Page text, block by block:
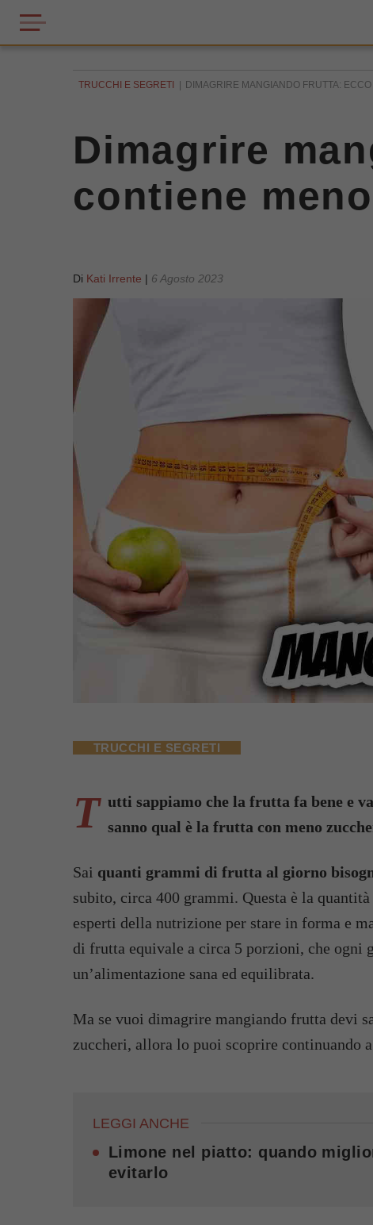
TRUCCHI E SEGRETI DIMAGRIRE MANGIANDO FRUTTA:
Dimagrire
contiene
Di Kati Irrente | 6 Agosto 2023
TRUCCHI E SEGRETI
T utti sappiamo che la frutta fa bene e
sanno qual è la frutta con meno
Sai quanti grammi di frutta al giorno
subito, circa 400 grammi. Questa è la
esperti della nutrizione per stare in forma e
di frutta equivale a circa 5 porzioni, che ogni
un’alimentazione sana ed equilibrata.
Ma se vuoi dimagrire mangiando frutta devi
zuccheri, allora lo puoi scoprire continuando
LEGGI ANCHE
Limone nel piatto: quando
evitarlo